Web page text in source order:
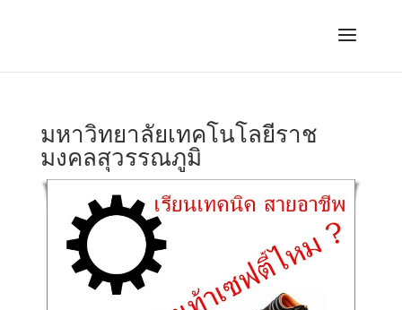
มหาวิทยาลัยเทคโนโลยีราช
มงคลสุวรรณภูมิ